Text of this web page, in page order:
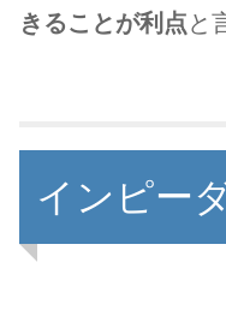
きることが利点と
インピー